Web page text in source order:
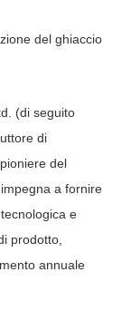
del ghiaccio
(di seguito
di
del
a fornire
e
prodotto,
annuale